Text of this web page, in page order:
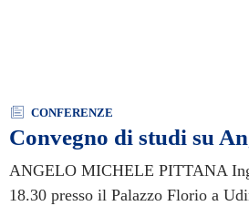
CONFERENZE
Convegno di studi su
ANGELO MICHELE PITTANA
18.30 presso il Palazzo Florio a